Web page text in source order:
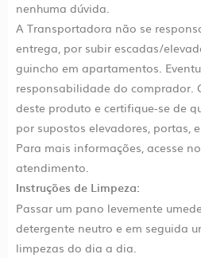
nenhuma dúvida.
A Transportadora não se
entrega, por subir escadas/
guincho em apartamentos.
responsabilidade do comprador.
deste produto e certifique-se de
por supostos elevadores, portas,
Para mais informações, acesse
atendimento.
Instruções de Limpeza:
Passar um pano levemente
detergente neutro e em seguida
limpezas do dia a dia.